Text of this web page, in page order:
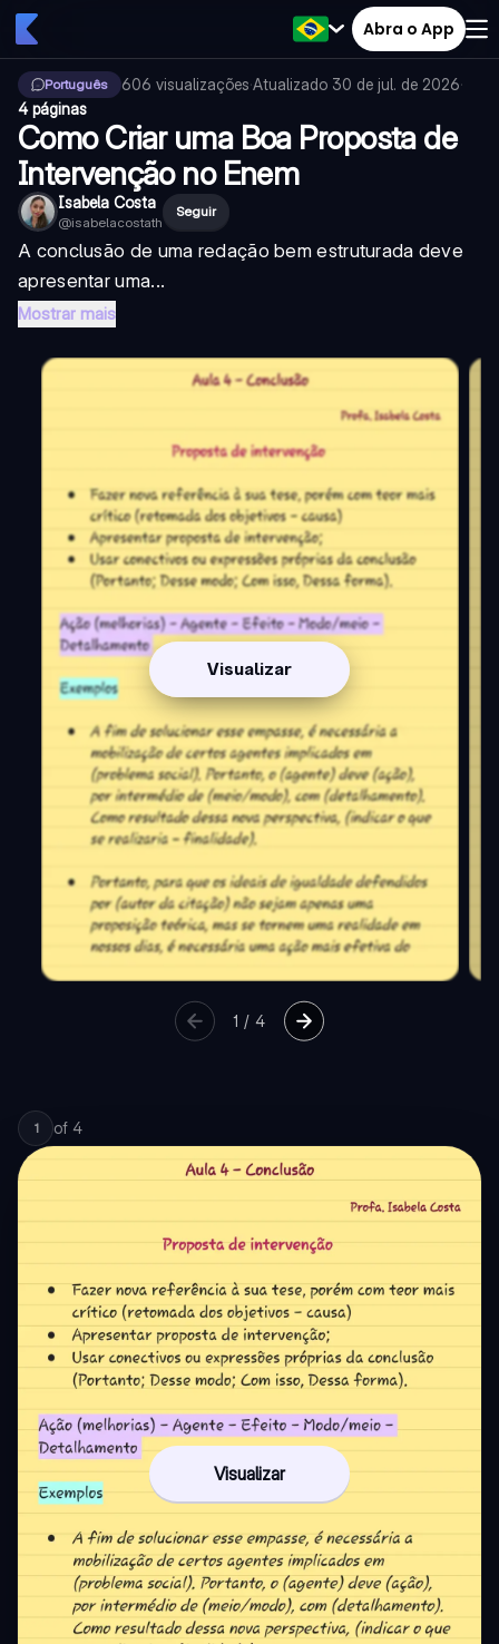
Abra o App
Português 606 visualizações·Atualizado 30 de jul. de 2026·
4 páginas
Como Criar uma Boa Proposta de
Intervenção no Enem
Isabela Costa
@isabelacostath
Seguir
A conclusão de uma redação bem estruturada deve
apresentar uma...
Mostrar mais
Visualizar
1 /4
1 of 4
Visualizar